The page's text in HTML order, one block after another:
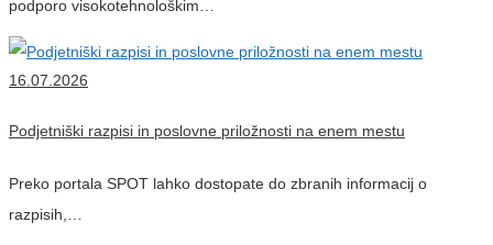
podporo visokotehnološkim…
16.07.2026
Podjetniški razpisi in poslovne priložnosti na enem mestu
Preko portala SPOT lahko dostopate do zbranih informacij o
razpisih,…